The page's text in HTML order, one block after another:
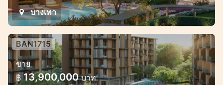
บางเทา
โครงการคอนโดมิเนียมหรูสไตล์แมริออท
ใจกลางบางเทา
BAN1715
ขาย
฿ 13,900,000บาท